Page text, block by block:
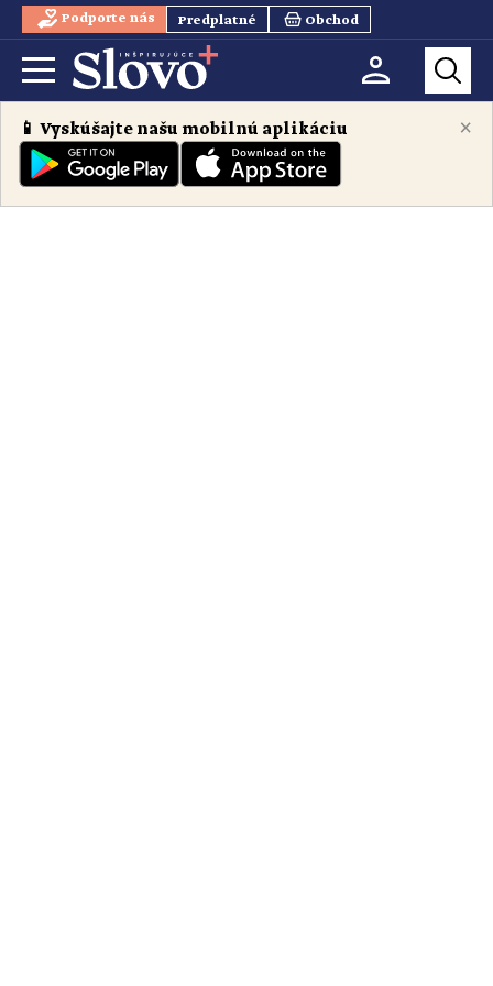
Podporte nás Predplatné Obchod
×
📱 Vyskúšajte našu mobilnú aplikáciu